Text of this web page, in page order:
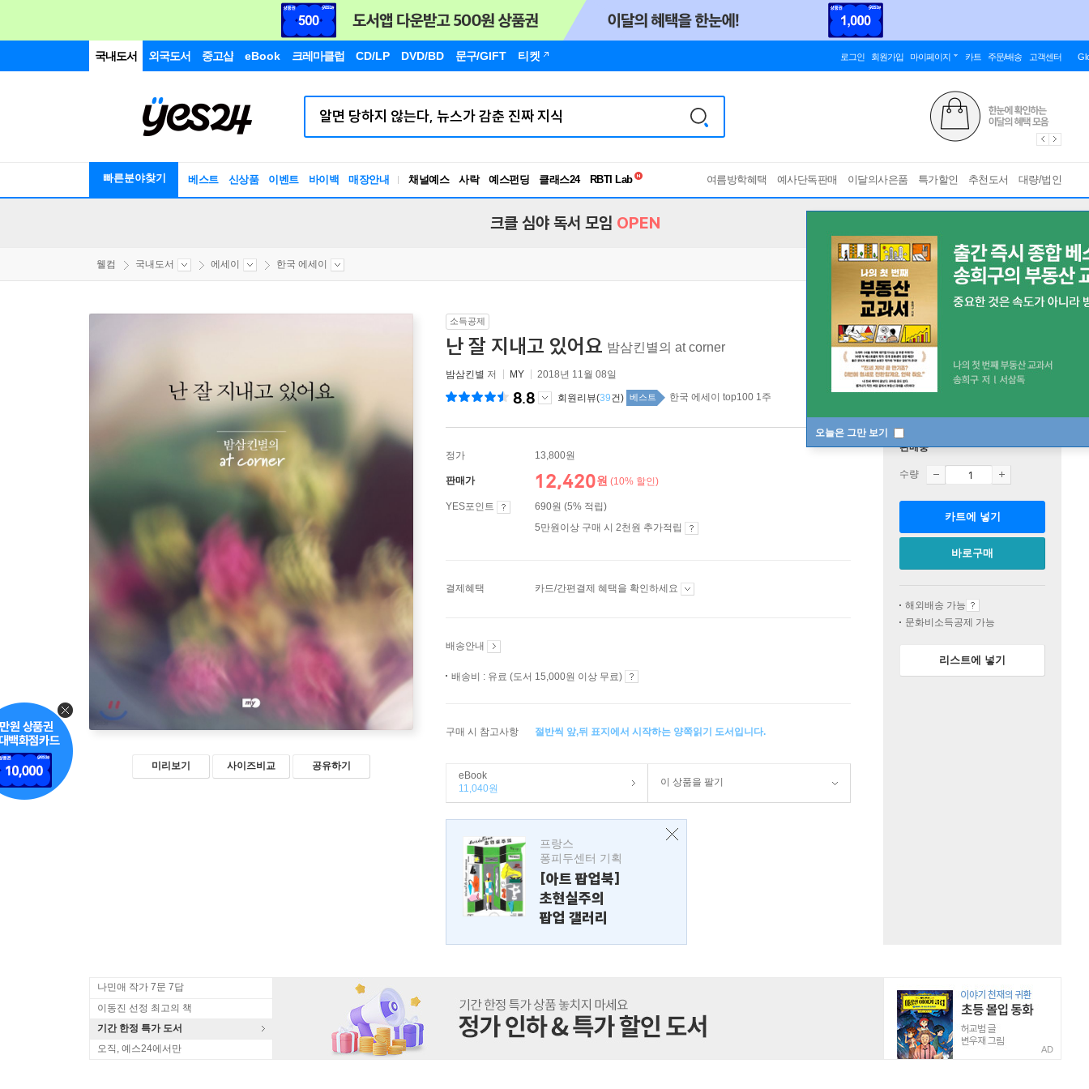
국내도서 외국도서 중고샵 eBook 크레마클럽 CD/LP DVD/BD 문구/GIFT 티켓 로그인 회원가입 마이페이지 카트 주문/배송 고객센터
빠른분야찾기 베스트 신상품 이벤트 바이백 매장안내 채널예스 사락 예스펀딩 클래스24
RBTI Lab
독서유형검사
여름방학혜택 예사단독판매 이달의사은품 특가할인 추천도서 대량/법인
오늘은 그만 보기
크클 심야 독서 모임 OPEN
웰컴 국내도서 에세이 한국 에세이
미리보기 사이즈비교 공유하기
소득공제
난 잘 지내고 있어요 밤삼킨별의 at corner
밤삼킨별 저 MY 2018년 11월 08일
8.8 회원리뷰(39건) 베스트 한국 에세이 top100 1주
정가 13,800원
판매가 12,420원 (10% 할인)
YES포인트
690원 (5% 적립)
5만원이상 구매 시 2천원 추가적립
결제혜택 카드/간편결제 혜택을 확인하세요
배송안내
배송비 : 유료 (도서 15,000원 이상 무료)
구매 시 참고사항 절반씩 앞,뒤 표지에서 시작하는 양쪽읽기 도서입니다.
eBook
11,040원
이 상품을 팔기
프랑스
퐁피두센터 기획
[아트 팝업북]
초현실주의
팝업 갤러리
판매중
수량
카트에 넣기
바로구매
해외배송 가능
문화비소득공제 가능
리스트에 넣기
나민애 작가 7문 7답
이동진 선정 최고의 책
기간 한정 특가 도서
오직, 예스24에서만
AD